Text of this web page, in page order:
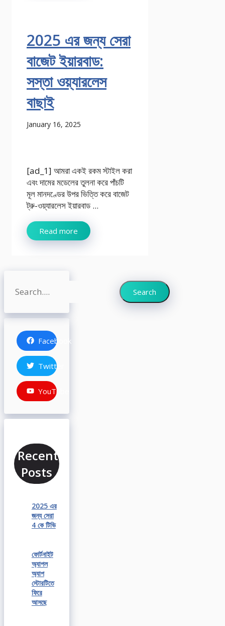
2025 এর জন্য সেরা
বাজেট ইয়ারবাড:
সস্তা ওয়্যারলেস
বাছাই
January 16, 2025
[ad_1] আমরা একই রকম স্টাইল করা
এবং দামের মডেলের তুলনা করে পাঁচটি
মূল মানদণ্ডের উপর ভিত্তি করে বাজেট
ট্রু-ওয়্যারলেস ইয়ারবাড ...
Read more
Search
Facebook
Twitter
YouTube
Recent
Posts
2025 এর
জন্য সেরা
4 কে টিভি
ফোর্টনাইট
অ্যাপল
অ্যাপ
স্টোরটিতে
ফিরে
আসছে